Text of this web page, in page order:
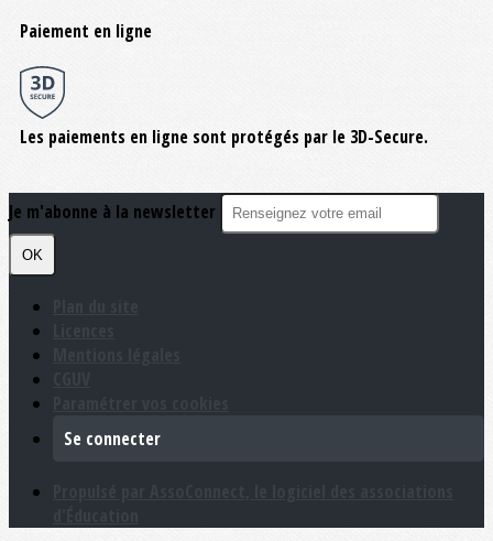
Paiement en ligne
Les paiements en ligne sont protégés par le 3D-Secure.
Je m'abonne à la newsletter
OK
Se connecter